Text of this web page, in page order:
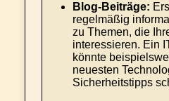
Blog-Beiträge:
regelmäßig
zu Themen, die
interessieren. Ein
könnte
neuesten
Sicherheitstipps